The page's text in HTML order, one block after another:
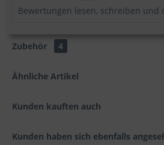
Bewertungen lesen, schreiben und
Zubehör 4
Ähnliche Artikel
Kunden kauften auch
Kunden haben sich ebenfalls